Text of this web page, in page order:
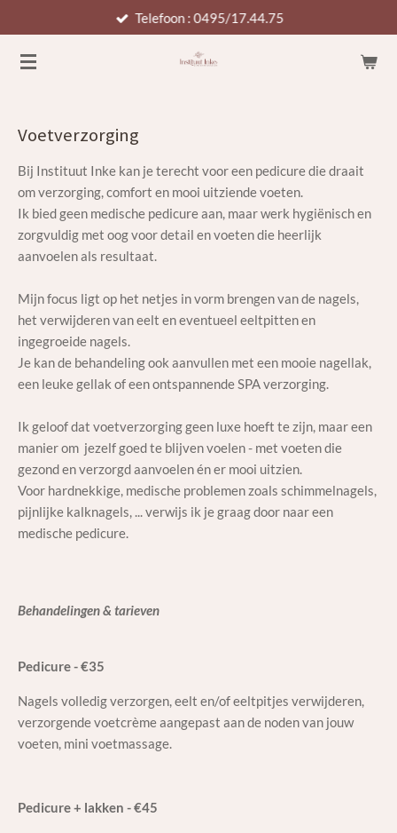
direct
naar
Telefoon : 0495/17.44.75
Voetverzorging
Bij Instituut Inke kan je terecht voor een pedicure die draait
om verzorging, comfort en mooi uitziende voeten.
Ik bied geen medische pedicure aan, maar werk hygiënisch en
zorgvuldig met oog voor detail en voeten die heerlijk
aanvoelen als resultaat.
Mijn focus ligt op het netjes in vorm brengen van de nagels,
het verwijderen van eelt en eventueel eeltpitten en
ingegroeide nagels.
Je kan de behandeling ook aanvullen met een mooie nagellak,
een leuke gellak of een ontspannende SPA verzorging.
Ik geloof dat voetverzorging geen luxe hoeft te zijn, maar een
manier om jezelf goed te blijven voelen - met voeten die
gezond en verzorgd aanvoelen én er mooi uitzien.
Voor hardnekkige, medische problemen zoals schimmelnagels,
pijnlijke kalknagels, ... verwijs ik je graag door naar een
medische pedicure.
Behandelingen & tarieven
Pedicure - €35
Nagels volledig verzorgen, eelt en/of eeltpitjes verwijderen,
verzorgende voetcrème aangepast aan de noden van jouw
voeten, mini voetmassage.
Pedicure + lakken - €45